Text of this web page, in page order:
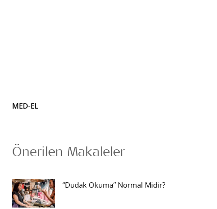
MED-EL
Önerilen Makaleler
“Dudak Okuma” Normal Midir?